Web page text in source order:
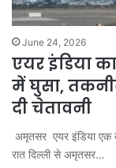
June 24, 2026
एयर इंडिया
में घुसा,
दी चेतावनी
अमृतसर एयर इंडिया एक
रात दिल्ली से अमृतसर…